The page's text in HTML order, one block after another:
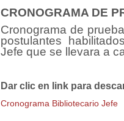
CRONOGRAMA DE
Cronograma de
postulantes
Jefe que se llevara a
Dar clic en link para
Cronograma Bibliotecario Jefe